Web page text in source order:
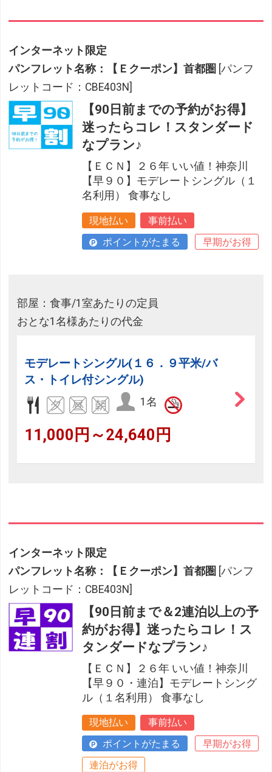
インターネット限定
パンフレット名称：【Ｅクーポン】首都圏 [パンフ
レットコード：CBE403N]
【90日前までの予約がお得】
迷ったらコレ！スタンダード
なプラン♪
【ＥＣＮ】２６年 いい値！神奈川
【早９０】モデレートシングル（１
名利用） 食事なし
現地払い
事前払い
ポイントがたまる
早期がお得
部屋：食事/1室あたりの定員
おとな1名様あたりの代金
モデレートシングル(１６．９平米/バ
ス・トイレ付シングル)
1名
11,000円～24,640円
インターネット限定
パンフレット名称：【Ｅクーポン】首都圏 [パンフ
レットコード：CBE403N]
【90日前まで＆2連泊以上の予
約がお得】迷ったらコレ！ス
タンダードなプラン♪
【ＥＣＮ】２６年 いい値！神奈川
【早９０・連泊】モデレートシング
ル（１名利用） 食事なし
現地払い
事前払い
ポイントがたまる
早期がお得
連泊がお得